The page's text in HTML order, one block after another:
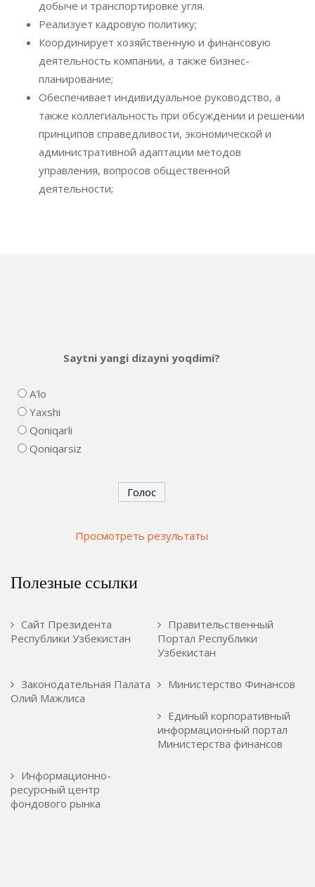
добыче и транспортировке угля.
Реализует кадровую политику;
Координирует хозяйственную и финансовую
деятельность компании, а также бизнес-
планирование;
Обеспечивает индивидуальное руководство, а
также коллегиальность при обсуждении и решении
принципов справедливости, экономической и
административной адаптации методов
управления, вопросов общественной
деятельности;
Saytni yangi dizayni yoqdimi?
A'lo
Yaxshi
Qoniqarli
Qoniqarsiz
Просмотреть результаты
Полезные ссылки
Сайт Президента
Республики Узбекистан
Правительственный
Портал Республики
Узбекистан
Законодательная Палата
Олий Мажлиса
Министерство Финансов
Единый корпоративный
информационный портал
Министерства финансов
Информационно-
ресурсный центр
фондового рынка